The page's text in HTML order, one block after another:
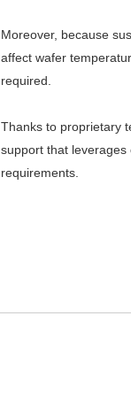
Moreover, because
affect wafer
required.
Thanks to proprietary
support that leverages
requirements.